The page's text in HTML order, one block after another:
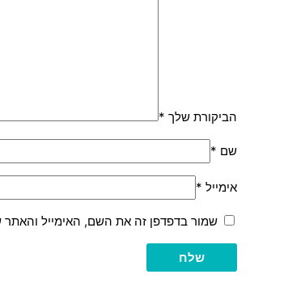
הביקורת שלך *
שם *
אימייל *
שמור בדפדפן זה את השם, האימייל